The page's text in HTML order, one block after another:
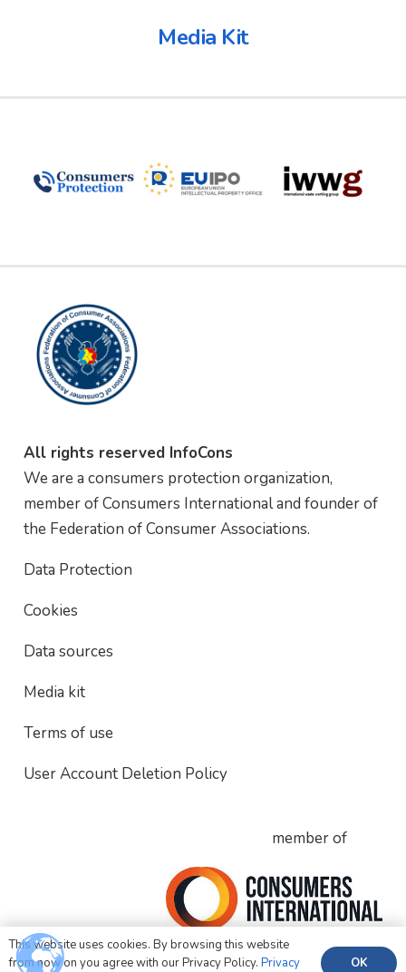
Media Kit
All rights reserved InfoCons
We are a consumers protection organization,
member of Consumers International and founder of
the Federation of Consumer Associations.
Data Protection
Cookies
Data sources
Media kit
Terms of use
User Account Deletion Policy
member of
This website uses cookies. By browsing this website
from now on you agree with our Privacy Policy. Privacy OK